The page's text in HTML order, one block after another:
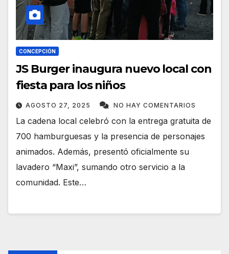
CONCEPCIÓN
JS Burger inaugura nuevo local con
fiesta para los niños
AGOSTO 27, 2025 NO HAY COMENTARIOS
La cadena local celebró con la entrega gratuita de
700 hamburguesas y la presencia de personajes
animados. Además, presentó oficialmente su
lavadero “Maxi”, sumando otro servicio a la
comunidad. Este…